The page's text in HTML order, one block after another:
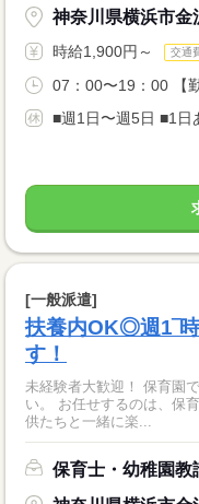
神奈川県横浜市金
時給1,900円～ 交通
07：00〜19：00 【
■週1日〜週5日 ■1日
[一般派遣]
扶養内OK◎週1‾
す！
未経験者大歓迎！ 保育園
い。 お任せするのは、保育のサポート業務。 クラス担当はなく、子
供たちと一緒に楽...
保育士・幼稚園教